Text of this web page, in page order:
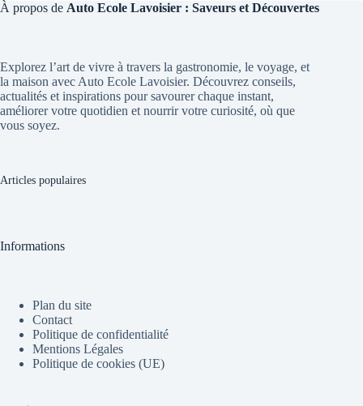
À propos de Auto Ecole Lavoisier : Saveurs et Découvertes
Explorez l’art de vivre à travers la gastronomie, le voyage, et
la maison avec Auto Ecole Lavoisier. Découvrez conseils,
actualités et inspirations pour savourer chaque instant,
améliorer votre quotidien et nourrir votre curiosité, où que
vous soyez.
Articles populaires
Informations
Plan du site
Contact
Politique de confidentialité
Mentions Légales
Politique de cookies (UE)